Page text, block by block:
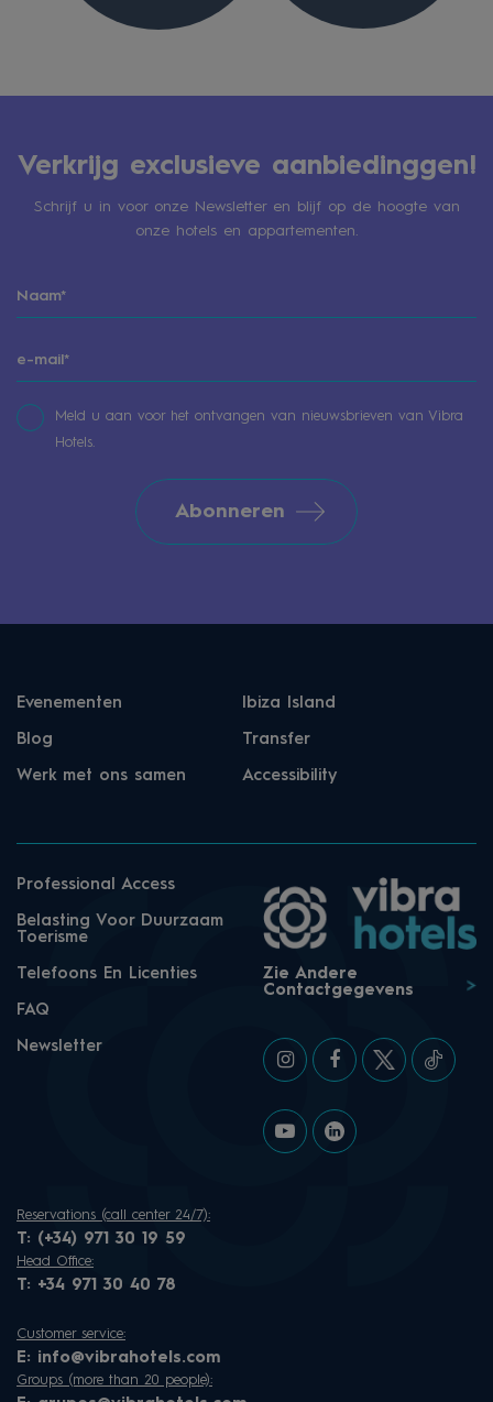
Verkrijg exclusieve aanbiedinggen!
Schrijf u in voor onze Newsletter en blijf op de hoogte van
onze hotels en appartementen.
Meld u aan voor het ontvangen van nieuwsbrieven van Vibra
Hotels.
Abonneren
Evenementen Ibiza Island
Blog Transfer
Werk met ons samen Accessibility
Professional Access
Belasting Voor Duurzaam
Toerisme
Telefoons En Licenties
FAQ
Newsletter
Zie Andere
Contactgegevens
Reservations (call center 24/7):
T: (+34) 971 30 19 59
Head Office:
T: +34 971 30 40 78
Customer service:
E: info@vibrahotels.com
Groups (more than 20 people):